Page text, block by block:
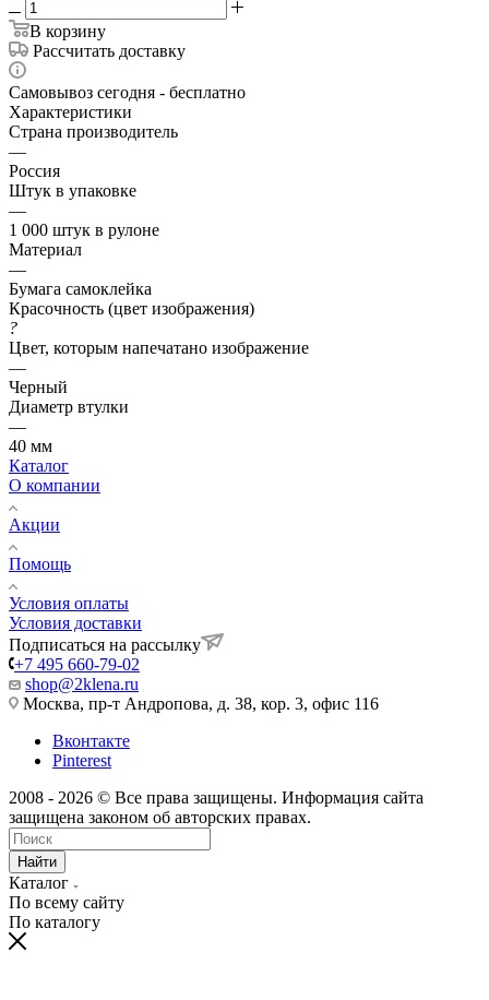
В корзину
Рассчитать доставку
Самовывоз сегодня - бесплатно
Характеристики
Страна производитель
—
Россия
Штук в упаковке
—
1 000 штук в рулоне
Материал
—
Бумага самоклейка
Красочность (цвет изображения)
?
Цвет, которым напечатано изображение
—
Черный
Диаметр втулки
—
40 мм
Каталог
О компании
Акции
Помощь
Условия оплаты
Условия доставки
Подписаться на рассылку
+7 495 660-79-02
shop@2klena.ru
Москва, пр-т Андропова, д. 38, кор. 3, офис 116
Вконтакте
Pinterest
2008 - 2026 © Все права защищены. Информация сайта
защищена законом об авторских правах.
Найти
Каталог
По всему сайту
По каталогу